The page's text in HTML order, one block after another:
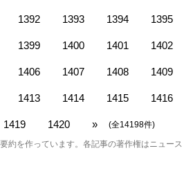
1392 1393 1394 1395
1399 1400 1401 1402
1406 1407 1408 1409
1413 1414 1415 1416
1419 1420 » (全14198件)
約を作っています。各記事の著作権はニュース